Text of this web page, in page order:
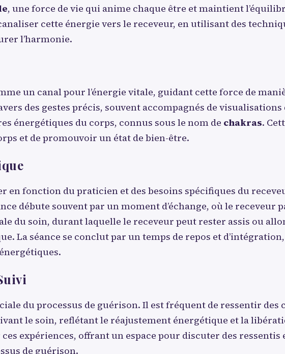
, une force de vie qui anime chaque être et maintient
cette énergie vers le receveur, en utilisant des
l’harmonie.
un canal pour l’énergie vitale, guidant cette force de
des gestes précis, souvent accompagnés de
énergétiques du corps, connus sous le nom de chakras.
et de promouvoir un état de bien-être.
en fonction du praticien et des besoins spécifiques du
débute souvent par un moment d’échange, où le receveur
du soin, durant laquelle le receveur peut rester assis ou
La séance se conclut par un temps de repos et
du processus de guérison. Il est fréquent de ressentir des
le soin, reflétant le réajustement énergétique et la
expériences, offrant un espace pour discuter des ressentis
de guérison.